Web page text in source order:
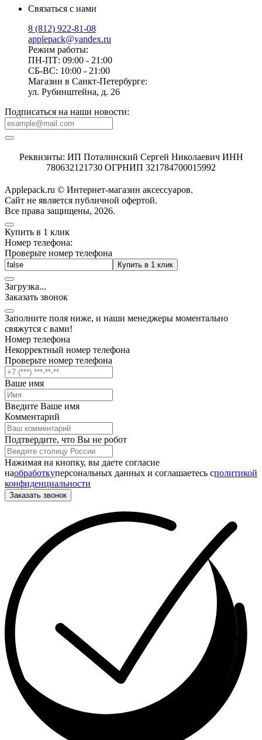
Связаться с нами
8 (812) 922-81-08
applepack@yandex.ru
Режим работы:
ПН-ПТ: 09:00 - 21:00
СБ-ВС: 10:00 - 21:00
Магазин в Санкт-Петербурге:
ул. Рубинштейна, д. 26
Подписаться на наши новости:
Реквизиты: ИП Поталинский Сергей Николаевич ИНН
780632121730 ОГРНИП 321784700015992
Applepack.ru © Интернет-магазин аксессуаров.
Cайт не является публичной офертой.
Все права защищены, 2026.
Купить в 1 клик
Номер телефона:
Проверьте номер телефона
Купить в 1 клик
Загрузка...
Заказать звонок
Заполните поля ниже, и наши менеджеры моментально
свяжутся с вами!
Номер телефона
Некорректный номер телефона
Проверьте номер телефона
Ваше имя
Введите Ваше имя
Комментарий
Подтвердите, что Вы не робот
Нажимая на кнопку, вы даете согласие
наобработкуперсональных данных и соглашаетесь cполитикой
конфиденциальности
Заказать звонок